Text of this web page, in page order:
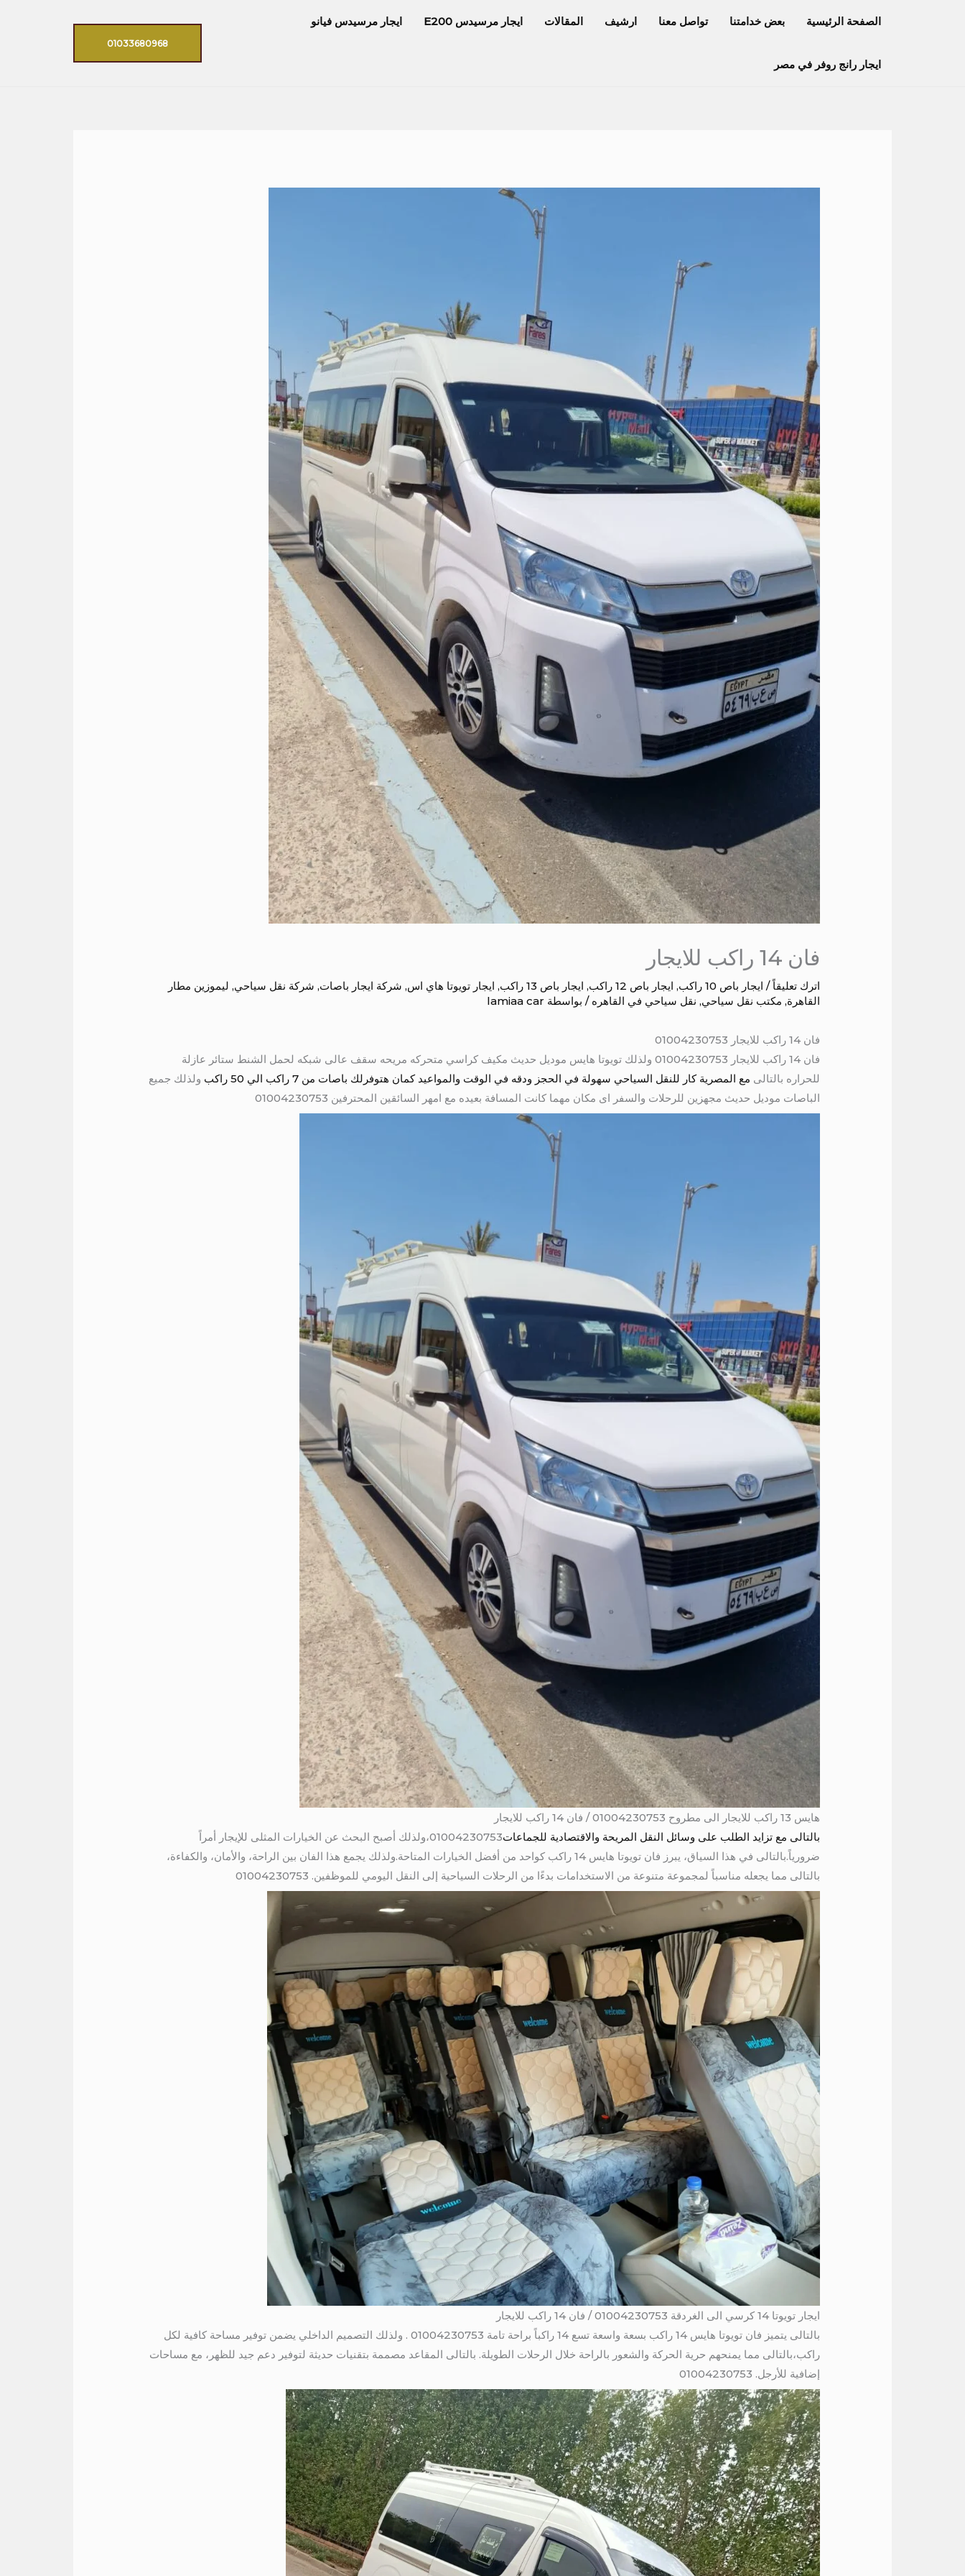
الصفحة الرئيسية بعض خدامتنا تواصل معنا ارشيف المقالات ايجار مرسيدس E200 ايجار مرسيدس فيانو
ايجار رانج روفر في مصر
01033680968
فان 14 راكب للايجار
اترك تعليقاً / ايجار باص 10 راكب , ايجار باص 12 راكب , ايجار باص 13 راكب , ايجار تويوتا هاي اس, شركة ايجار باصات, شركة نقل سياحي, ليموزين مطار
القاهرة, مكتب نقل سياحي, نقل سياحي في القاهره / بواسطة lamiaa car
فان 14 راكب للايجار 01004230753
فان 14 راكب للايجار 01004230753 ولذلك تويوتا هايس موديل حديث مكيف كراسي متحركه مريحه سقف عالى شبكه لحمل الشنط ستائر عازلة
للحراره بالتالى مع المصرية كار للنقل السياحي سهولة في الحجز ودقه في الوقت والمواعيد كمان هتوفرلك باصات من 7 راكب الي 50 راكب
ولذلك جميع
الباصات موديل حديث مجهزين للرحلات والسفر اى مكان مهما كانت المسافة بعيده مع امهر السائقين المحترفين 01004230753
هايس 13 راكب للايجار الى مطروح 01004230753 / فان 14 راكب للايجار
بالتالى مع تزايد الطلب على وسائل النقل المريحة والاقتصادية للجماعات
01004230753،ولذلك أصبح البحث عن الخيارات المثلى للإيجار أمراً
ضرورياً.بالتالى في هذا السياق، يبرز فان تويوتا هايس 14 راكب كواحد من أفضل الخيارات المتاحة.ولذلك يجمع هذا الفان بين الراحة، والأمان، والكفاءة،
بالتالى مما يجعله مناسباً لمجموعة متنوعة من الاستخدامات بدءًا من الرحلات السياحية إلى النقل اليومي للموظفين. 01004230753
ايجار تويوتا 14 كرسي الى الغردقة 01004230753 / فان 14 راكب للايجار
بالتالى يتميز فان تويوتا هايس 14 راكب بسعة واسعة تسع 14 راكباً براحة تامة 01004230753 . ولذلك التصميم الداخلي يضمن توفير مساحة كافية لكل
راكب،بالتالى مما يمنحهم حرية الحركة والشعور بالراحة خلال الرحلات الطويلة. بالتالى المقاعد مصممة بتقنيات حديثة لتوفير دعم جيد للظهر، مع مساحات
إضافية للأرجل. 01004230753